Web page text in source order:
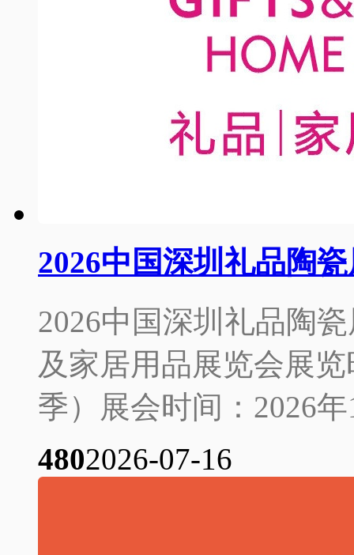
2026中国深圳礼品陶
2026中国深圳礼品陶
及家居用品展览会展
季）展会时间：2026
4802026-07-16